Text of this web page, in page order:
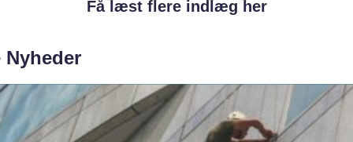
Få læst flere indlæg her
Nyheder